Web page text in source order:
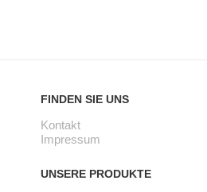
FINDEN SIE UNS
Kontakt
Impressum
UNSERE PRODUKTE